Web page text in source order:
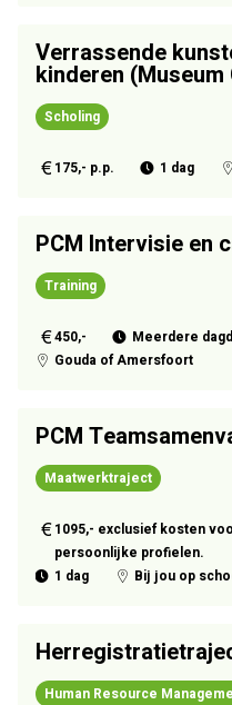
Verrassende
kinderen (Museum
Scholing
175,- p.p. 1 dag
PCM Intervisie en
Training
450,-
Meerdere
Gouda of Amersfoort
PCM
Maatwerktraject
1095,- exclusief kosten
persoonlijke profielen.
1 dag
Bij jou op
Human Resource